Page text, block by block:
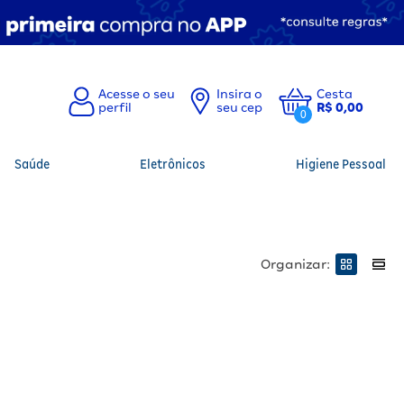
Insira o
seu cep
0
Cesta
R$ 0,00
Saúde Eletrônicos Higiene Pessoal
Organizar: